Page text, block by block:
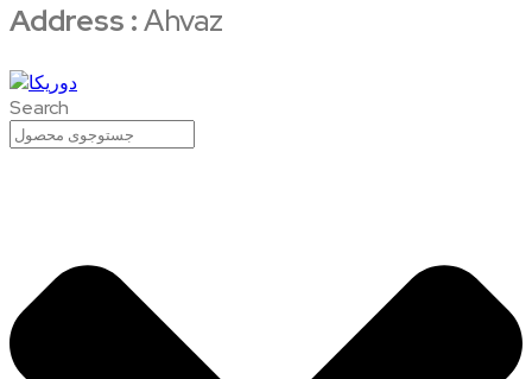
Address :Ahvaz
Search